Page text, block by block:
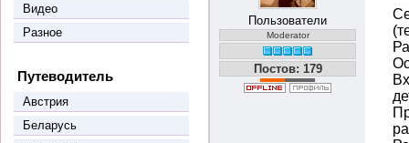
Видео
Разное
Путеводитель
Австрия
Беларусь
Пользователи
Moderator
Постов: 179